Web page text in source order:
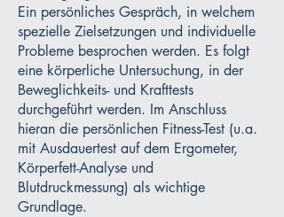
Ein persönliches Gespräch, in welchem
spezielle Zielsetzungen und individuelle
Probleme besprochen werden. Es folgt
eine körperliche Untersuchung, in der
Beweglichkeits- und Krafttests
durchgeführt werden. Im Anschluss
hieran die persönlichen Fitness-Test (u.a.
mit Ausdauertest auf dem Ergometer,
Körperfett-Analyse und
Blutdruckmessung) als wichtige
Grundlage.